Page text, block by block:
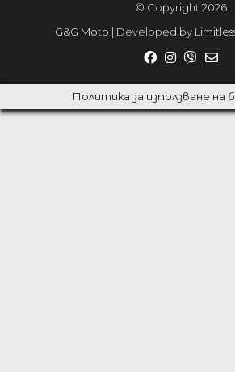
© Copyright 2026
G&G Moto | Developed by
Политика за използване на